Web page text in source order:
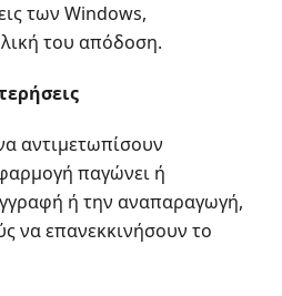
των Windows,
του απόδοση.
αντιμετωπίσουν
παγώνει ή
ή την αναπαραγωγή,
να επανεκκινήσουν το